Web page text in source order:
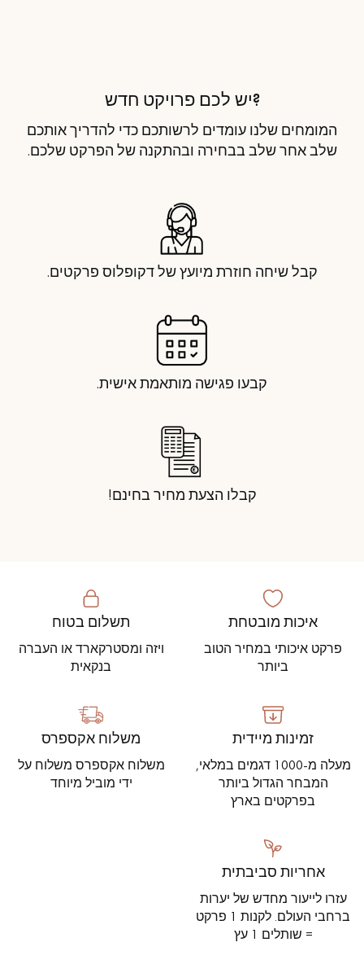
?יש לכם פרויקט חדש
המומחים שלנו עומדים לרשותכם כדי להדריך אותכם
שלב אחר שלב בבחירה ובהתקנה של הפרקט שלכם.
קבל שיחה חוזרת מיועץ של דקופלוס פרקטים.
קבעו פגישה מותאמת אישית.
קבלו הצעת מחיר בחינם!
איכות מובטחת
פרקט איכותי במחיר הטוב
ביותר
תשלום בטוח
ויזה ומסטרקארד או העברה
בנקאית
זמינות מיידית
מעלה מ-1000 דגמים במלאי,
המבחר הגדול ביותר
בפרקטים בארץ
משלוח אקספרס
משלוח אקספרס משלוח על
ידי מוביל מיוחד
אחריות סביבתית
עזרו לייעור מחדש של יערות
ברחבי העולם. לקנות 1 פרקט
= שותלים 1 עץ